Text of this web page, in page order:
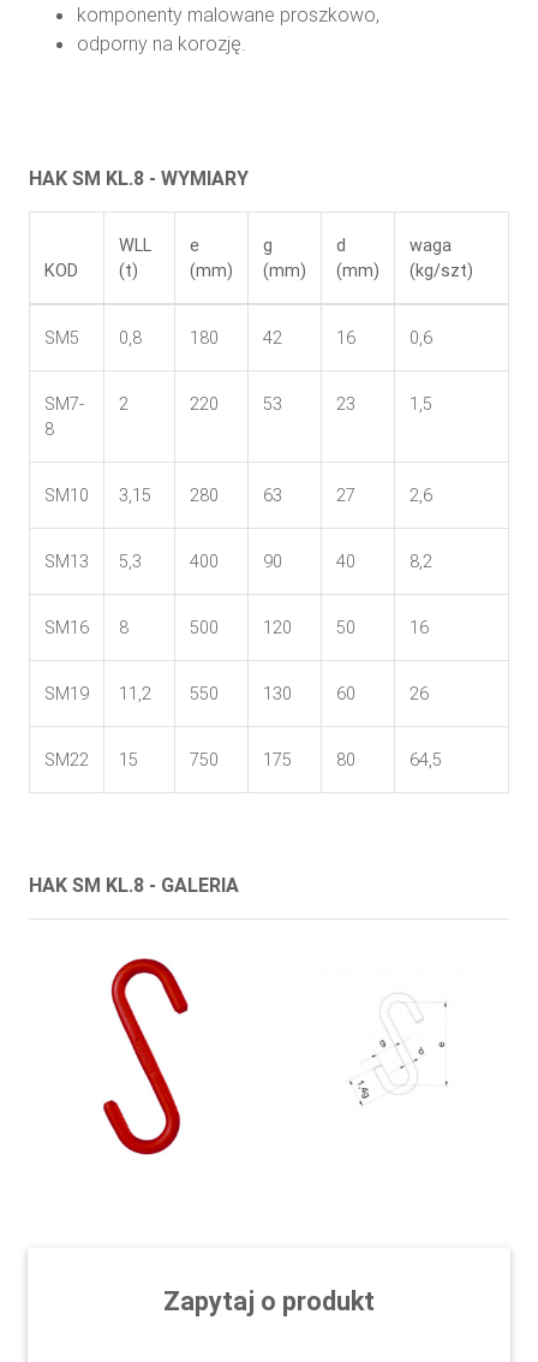
komponenty malowane proszkowo,
odporny na korozję.
HAK SM KL.8 - WYMIARY
KOD
WLL
(t)
e
(mm)
g
(mm)
d
(mm)
waga
(kg/szt)
SM5 0,8 180 42 16 0,6
SM7-
8
2 220 53 23 1,5
SM10 3,15 280 63 27 2,6
SM13 5,3 400 90 40 8,2
SM16 8 500 120 50 16
SM19 11,2 550 130 60 26
SM22 15 750 175 80 64,5
HAK SM KL.8 - GALERIA
Zapytaj o produkt